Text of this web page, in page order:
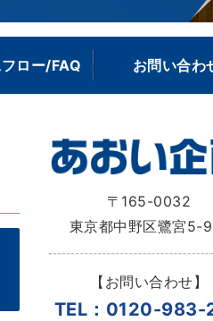
ロー/FAQ お問い合わ
〒165-0032
東京都中野区鷺宮5-
【お問い合わせ】
TEL：0120-983-